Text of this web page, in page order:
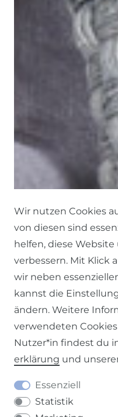
Wir nutzen Cookies
von diesen sind
helfen, diese
verbessern. Mit Klick
wir neben
kannst die
ändern. Weitere
verwendeten
Nutzer*in findest du
erklärung und
Essenziell
Statistik